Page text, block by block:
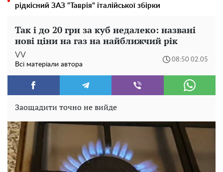
рідкісний ЗАЗ "Таврія" італійської збірки
Так і до 20 грн за куб недалеко: названі
нові ціни на газ на найближчий рік
VV
Всі матеріали автора
08:50 02.05
Заощадити точно не вийде